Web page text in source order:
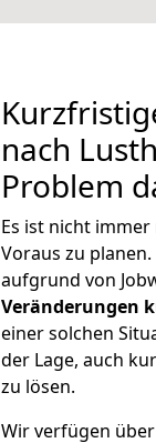
nach
Problem
Es ist nicht
Voraus zu
aufgrund von
Veränderungen
einer solchen
der Lage, auch
zu lösen.
Wir verfügen